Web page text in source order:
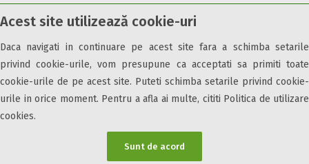
Acest site utilizează cookie-uri
Daca navigati in continuare pe acest site fara a schimba setarile
privind cookie-urile, vom presupune ca acceptati sa primiti toate
cookie-urile de pe acest site. Puteti schimba setarile privind cookie-
urile in orice moment. Pentru a afla ai multe, cititi Politica de utilizare
cookies.
Sunt de acord
condițiile de utilizare.
Informații utile Parteneri Cazare7